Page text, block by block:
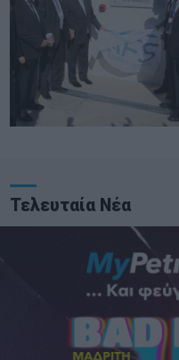
Τελευταία Νέα